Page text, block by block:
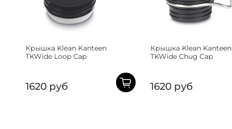
Крышка Klean Kanteen
TKWide Loop Cap
1620 руб
Крышка Klean Kanteen
TKWide Chug Cap
1620 руб